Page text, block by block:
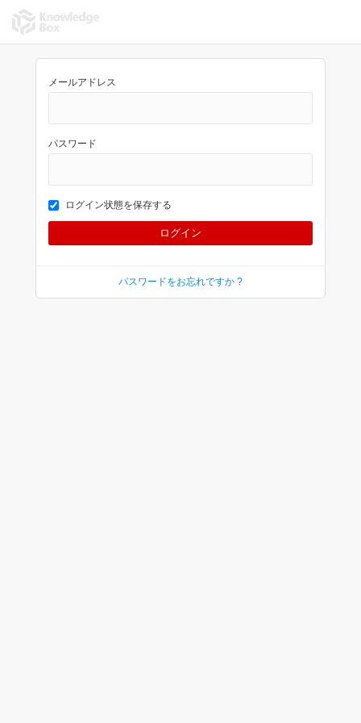
メールアドレス
パスワード
ログイン状態を保存する
パスワードをお忘れですか ?